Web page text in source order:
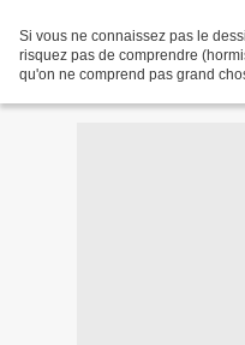
Si vous ne connaissez pas le
risquez pas de comprendre
qu'on ne comprend pas grand